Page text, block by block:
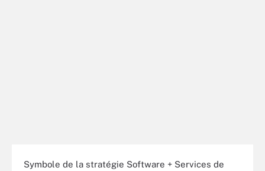
Symbole de la stratégie Software + Services de